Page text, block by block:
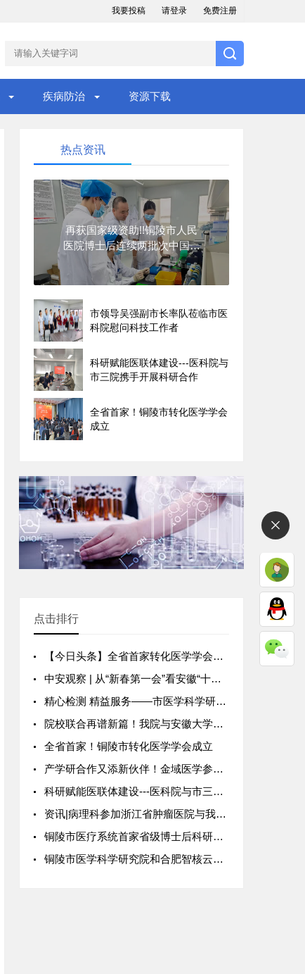
我要投稿 请登录 免费注册
疾病防治 资源下载
热点资讯
再获国家级资助!!铜陵市人民
医院博士后连续两批次中国博
士后科学基金
市领导吴强副市长率队莅临市医
科院慰问科技工作者
科研赋能医联体建设---医科院与
市三院携手开展科研合作
全省首家！铜陵市转化医学学会
成立
点击排行
【今日头条】全省首家转化医学学会在铜成立
中安观察 | 从“新春第一会”看安徽“十五五”开局如何落子
精心检测 精益服务——市医学科学研究院基因组学与测序平台开放共享
院校联合再谱新篇！我院与安徽大学联合培养博士后工作全面启动
全省首家！铜陵市转化医学学会成立
产学研合作又添新伙伴！金域医学参建的科创中心成立
科研赋能医联体建设---医科院与市三院携手开展科研合作
资讯|病理科参加浙江省肿瘤医院与我院合作的科研项目洽谈
铜陵市医疗系统首家省级博士后科研工作站落户市人民医院
铜陵市医学科学研究院和合肥智核云析携手打造线上分析平台 赋能精准医疗发展